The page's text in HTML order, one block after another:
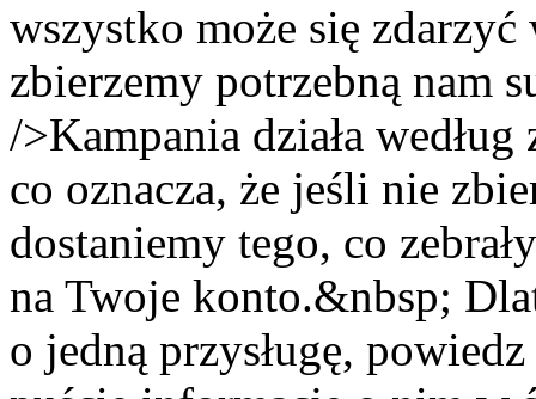
wszystko może się
zbierzemy potrzebną nam
/>Kampania działa
co oznacza, że jeśli nie
dostaniemy tego, co
na Twoje konto.&nbsp;
o jedną przysługę,